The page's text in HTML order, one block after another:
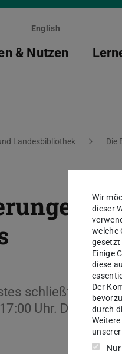
English
& Nutzen
Landesbibliothek Die
schließt die
Uhr. Die
Wir
dieser
welche
gesetzt
Einige
diese
Der
durch
unserer